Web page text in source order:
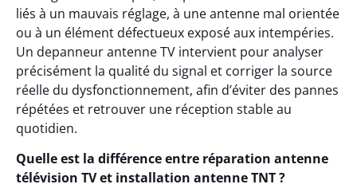
liés à un mauvais réglage, à une antenne mal orientée
ou à un élément défectueux exposé aux intempéries.
Un depanneur antenne TV intervient pour analyser
précisément la qualité du signal et corriger la source
réelle du dysfonctionnement, afin d’éviter des pannes
répétées et retrouver une réception stable au
quotidien.
Quelle est la différence entre réparation antenne
télévision TV et installation antenne TNT ?